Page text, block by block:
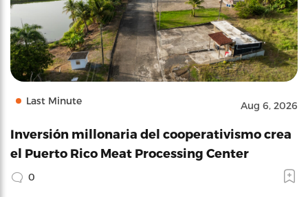
Last Minute Aug 6, 2026
Inversión millonaria del cooperativismo crea
el Puerto Rico Meat Processing Center
0